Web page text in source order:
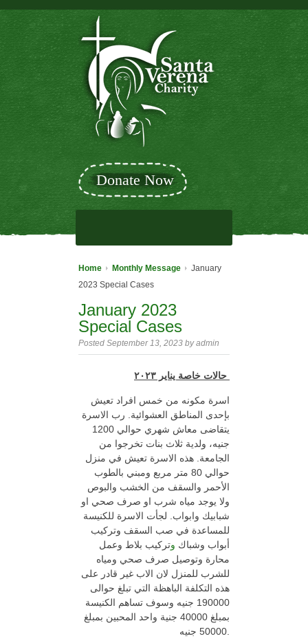
Donate Now
Home Monthly Message
January
2023 Special Cases
January 2023
Special Cases
Posted September 13, 2023 by admin
حالات خاصة يناير ٢٠٢٣
بإحدى المناطق العشوائية. رب الاسرة
يتقاضى معاش شهري حوالي 1200
جنيه، ولدية ثلاث بنات تخرجوا من
الجامعة. هذه الاسرة تعيش في منزل
حوالي 80 متر مربع ومبني بالطوب
الأحمر والسقف من الخشب والبوص
ولا يوجد مياه شرب او صرف صحي او
شبابيك وابواب. لجأت الاسرة للكنيسة
للمساعدة في صب السقف وتركيب
أبواب وشباك وتركيب بلاط وعمل
محارة وتوصيل صرف صحي ومياه
للشرب للمنزل لان الاب غير قادر على
هذه التكلفة الباهظة التي تبلغ حوالى
190000 جنيه وسوف تساهم الكنيسة
بمبلغ 40000 جنية واحد المحبين بمبلغ